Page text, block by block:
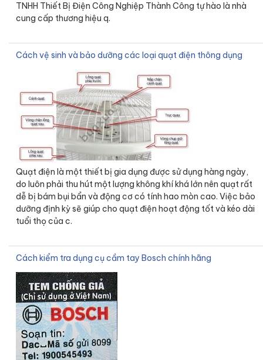
TNHH Thiết Bị Điện Công Nghiệp Thành Công tự hào là nhà
cung cấp thương hiệu q.
Cách vệ sinh và bảo dưỡng các loại quạt điện thông dụng
Quạt điện là một thiết bị gia dụng được sử dụng hàng ngày,
do luôn phải thu hút một lượng không khí khá lớn nên quạt rất
dễ bị bám bụi bẩn và động cơ có tính hao mòn cao. Việc bảo
dưỡng định kỳ sẽ giúp cho quạt điện hoạt động tốt và kéo dài
tuổi thọ của c.
Cách kiểm tra dụng cụ cầm tay Bosch chính hãng